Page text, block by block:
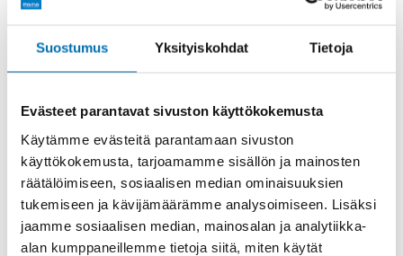
Suostumus Yksityiskohdat Tietoja
Evästeet parantavat sivuston käyttökokemusta
Käytämme evästeitä parantamaan sivuston
käyttökokemusta, tarjoamamme sisällön ja mainosten
räätälöimiseen, sosiaalisen median ominaisuuksien
tukemiseen ja kävijämäärämme analysoimiseen. Lisäksi
jaamme sosiaalisen median, mainosalan ja analytiikka-
alan kumppaneillemme tietoja siitä, miten käytät
Käsiraha tai vaihtoauto (€)